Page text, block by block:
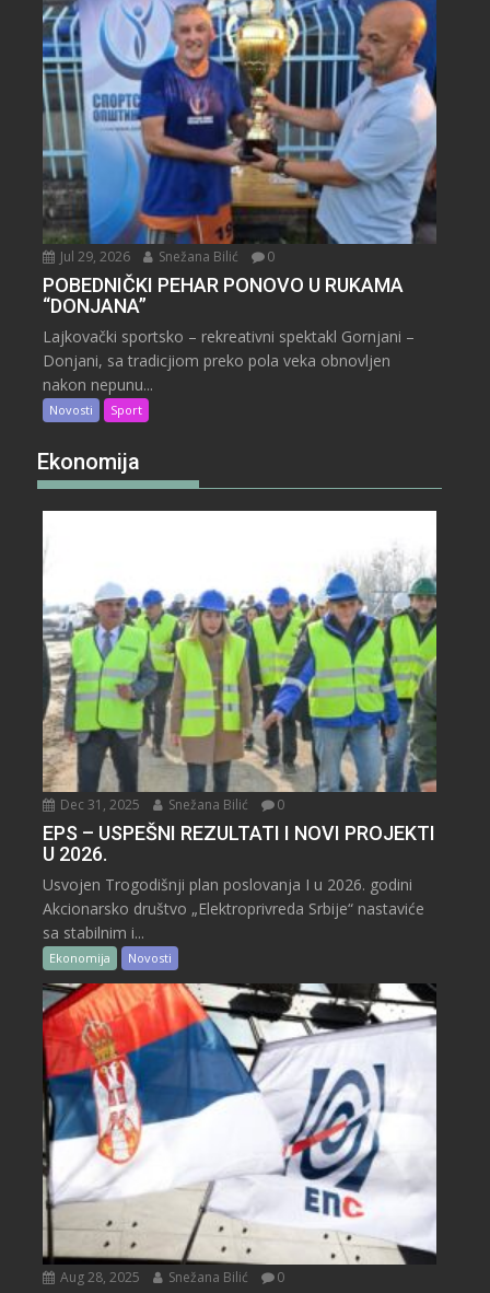
Jul 29, 2026 Snežana Bilić 0
POBEDNIČKI PEHAR PONOVO U RUKAMA
“DONJANA”
Lajkovački sportsko – rekreativni spektakl Gornjani –
Donjani, sa tradicjiom preko pola veka obnovljen
nakon nepunu...
Novosti Sport
Ekonomija
Dec 31, 2025 Snežana Bilić 0
EPS – USPEŠNI REZULTATI I NOVI PROJEKTI
U 2026.
Usvojen Trogodišnji plan poslovanja I u 2026. godini
Akcionarsko društvo „Elektroprivreda Srbije“ nastaviće
sa stabilnim i...
Ekonomija Novosti
Aug 28, 2025 Snežana Bilić 0